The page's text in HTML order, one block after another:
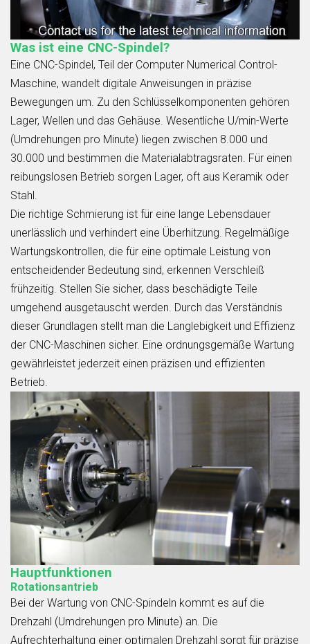
Was ist eine CNC-Spindel?
Eine CNC-Spindel, Teil der Computer Numerical Control-
Maschine, wandelt digitale Anweisungen in präzise
Bewegungen um. Zu den Schlüsselkomponenten gehören
Lager, Wellen und das Gehäuse. Wesentliche U/min-Werte
(Umdrehungen pro Minute) liegen zwischen 8.000 und
30.000 und bestimmen die Materialabtragsraten. Für einen
reibungslosen Betrieb sorgen Lager, oft aus Keramik oder
Stahl.
Die richtige Schmierung ist für eine lange Lebensdauer
unerlässlich und verhindert eine Überhitzung. Regelmäßige
Wartungskontrollen, die für eine optimale Leistung von
entscheidender Bedeutung sind, erkennen Verschleiß
frühzeitig. Stellen Sie sicher, dass beschädigte Teile
umgehend ausgetauscht werden. Durch das Verständnis
dieser Grundlagen stellt man die Langlebigkeit und Effizienz
der CNC-Maschinen sicher. Eine ordnungsgemäße Wartung
gewährleistet jederzeit einen präzisen und effizienten
Betrieb.
Hauptfunktionen
Rotationsantrieb
Bei der Wartung von CNC-Spindeln kommt es auf die
Drehzahl (Umdrehungen pro Minute) an. Die
Aufrechterhaltung einer optimalen Drehzahl sorgt für präzise